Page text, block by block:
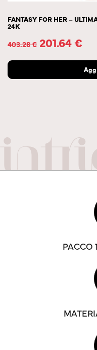
FANTASY FOR HER –
24K
403.28€ 201.64€